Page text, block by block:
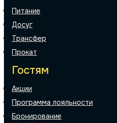
Питание
Досуг
Трансфер
Прокат
Гостям
Акции
Программа лояльности
Бронирование